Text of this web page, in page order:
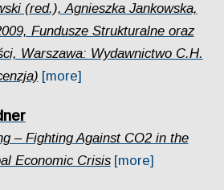
(red.), Agnieszka Jankowska,
Fundusze Strukturalne oraz
Warszawa: Wydawnictwo C.H.
[more]
– Fighting Against CO2 in the
Economic Crisis [more]